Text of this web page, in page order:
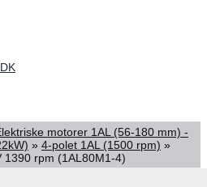
motorer 1AL (56-180 mm) -
» 4-polet 1AL (1500 rpm) »
1390 rpm (1AL80M1-4)